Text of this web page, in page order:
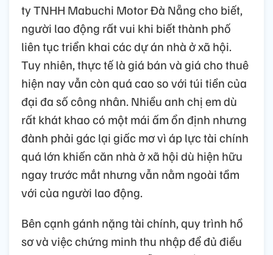
ty TNHH Mabuchi Motor Đà Nẵng cho biết,
người lao động rất vui khi biết thành phố
liên tục triển khai các dự án nhà ở xã hội.
Tuy nhiên, thực tế là giá bán và giá cho thuê
hiện nay vẫn còn quá cao so với túi tiền của
đại đa số công nhân. Nhiều anh chị em dù
rất khát khao có một mái ấm ổn định nhưng
đành phải gác lại giấc mơ vì áp lực tài chính
quá lớn khiến căn nhà ở xã hội dù hiện hữu
ngay trước mắt nhưng vẫn nằm ngoài tầm
với của người lao động.
Bên cạnh gánh nặng tài chính, quy trình hồ
sơ và việc chứng minh thu nhập để đủ điều